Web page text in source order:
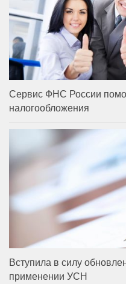
Сервис ФНС России
налогообложения
Вступила в силу
применении УСН